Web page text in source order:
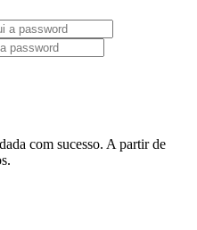
com sucesso. A partir de